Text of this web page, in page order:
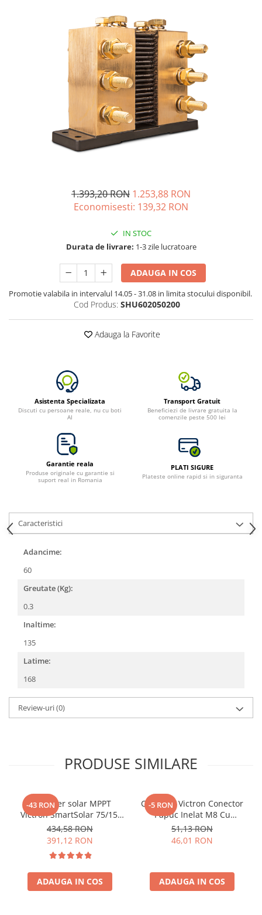
Componente sisteme de balcon
1.393,20 RON 1.253,88 RON
Economisesti: 139,32 RON
IN STOC
Durata de livrare: 1-3 zile lucratoare
ADAUGA IN COS
Promotie valabila in intervalul 14.05 - 31.08 in limita stocului disponibil.
Cod Produs: SHU602050200
Adauga la Favorite
Asistenta Specializata
Discuti cu persoane reale, nu cu boti
AI
Transport Gratuit
Beneficiezi de livrare gratuita la
comenzile peste 500 lei
Garantie reala
Produse originale cu garantie si
suport real in Romania
PLATI SIGURE
Plateste online rapid si in siguranta
Caracteristici
Adancime:
60
Greutate (Kg):
0.3
Inaltime:
135
Latime:
168
Review-uri(0)
PRODUSE SIMILARE
-43 RON
Controler solar MPPT
Victron SmartSolar 75/15,
15A 12V/24V, cu Bluetooth
integrat
434,58 RON
391,12 RON
ADAUGA IN COS
-5 RON
Conector Victron Conector
Papuc Inelat M8 Cu
Siguranta Fuzibila Ato De
30A Bpc900110014 M8,
siguranta (BPC900110014)
51,13 RON
46,01 RON
ADAUGA IN COS